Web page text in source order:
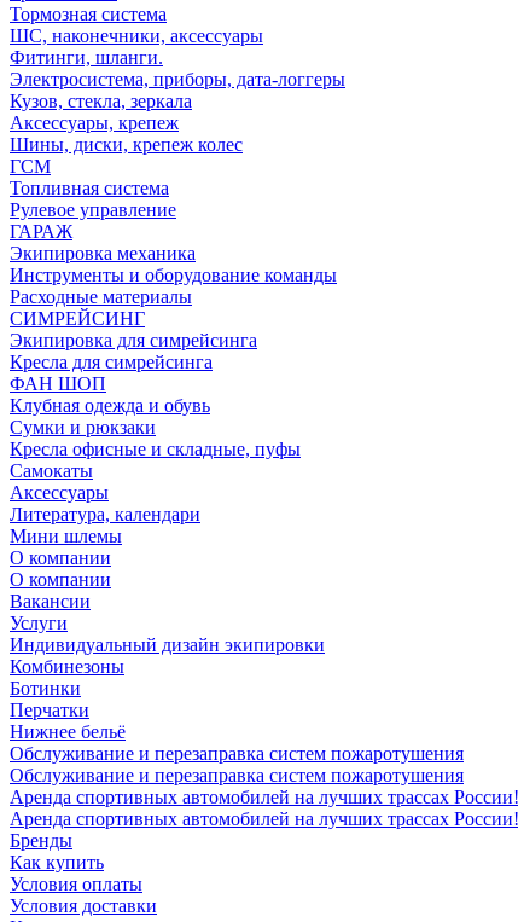
Тормозная система
ШС, наконечники, аксессуары
Фитинги, шланги.
Электросистема, приборы, дата-логгеры
Кузов, стекла, зеркала
Аксессуары, крепеж
Шины, диски, крепеж колес
ГСМ
Топливная система
Рулевое управление
ГАРАЖ
Экипировка механика
Инструменты и оборудование команды
Расходные материалы
СИМРЕЙСИНГ
Экипировка для симрейсинга
Кресла для симрейсинга
ФАН ШОП
Клубная одежда и обувь
Сумки и рюкзаки
Кресла офисные и складные, пуфы
Самокаты
Аксессуары
Литература, календари
Мини шлемы
О компании
О компании
Вакансии
Услуги
Индивидуальный дизайн экипировки
Комбинезоны
Ботинки
Перчатки
Нижнее бельё
Обслуживание и перезаправка систем пожаротушения
Обслуживание и перезаправка систем пожаротушения
Аренда спортивных автомобилей на лучших трассах России!
Аренда спортивных автомобилей на лучших трассах России!
Бренды
Как купить
Условия оплаты
Условия доставки